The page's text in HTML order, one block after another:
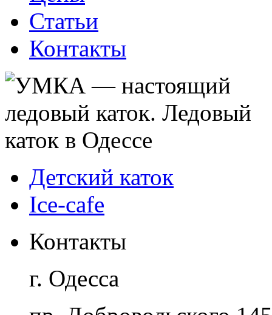
Статьи
Контакты
Детский каток
Ice-cafe
Контакты
г. Одесса